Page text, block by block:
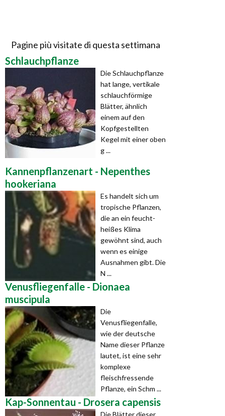
Pagine più visitate di questa settimana
Schlauchpflanze
Die Schlauchpflanze
hat lange, vertikale
schlauchförmige
Blätter, ähnlich
einem auf den
Kopfgestellten
Kegel mit einer oben
g ...
Kannenpflanzenart - Nepenthes
hookeriana
Es handelt sich um
tropische Pflanzen,
die an ein feucht-
heißes Klima
gewöhnt sind, auch
wenn es einige
Ausnahmen gibt. Die
N ...
Venusfliegenfalle - Dionaea
muscipula
Die
Venusfliegenfalle,
wie der deutsche
Name dieser Pflanze
lautet, ist eine sehr
komplexe
fleischfressende
Pflanze, ein Schm ...
Kap-Sonnentau - Drosera capensis